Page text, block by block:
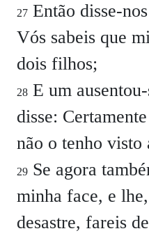
27 Então disse-
Vós sabeis que
dois filhos;
28 E um
disse:
não o tenho visto
29 Se agora
minha face, e
desastre, fareis